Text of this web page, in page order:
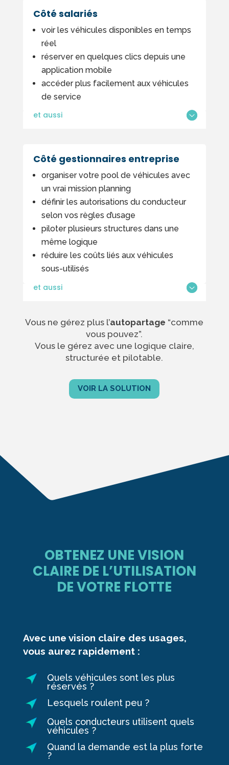
Côté salariés
voir les véhicules disponibles en temps
réel
réserver en quelques clics depuis une
application mobile
accéder plus facilement aux véhicules
de service
et aussi
Côté gestionnaires entreprise
organiser votre pool de véhicules avec
un vrai mission planning
définir les autorisations du conducteur
selon vos règles d’usage
piloter plusieurs structures dans une
même logique
réduire les coûts liés aux véhicules
sous-utilisés
et aussi
Vous ne gérez plus l’autopartage “comme
vous pouvez”.
Vous le gérez avec une logique claire,
structurée et pilotable.
VOIR LA SOLUTION
OBTENEZ UNE VISION
CLAIRE DE L’UTILISATION
DE VOTRE FLOTTE
Avec une vision claire des usages,
vous aurez rapidement :
Quels véhicules sont les plus
réservés ?
Lesquels roulent peu ?
Quels conducteurs utilisent quels
véhicules ?
Quand la demande est la plus forte
?